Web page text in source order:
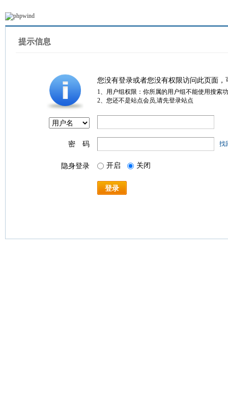
提示信息
您没有登录或者您没有权限访问此页面
1、用户组权限：你所属的用户组不能使用搜索
2、您还不是站点会员,请先登录站点
密 码 找
隐身登录 开启 关闭
登录